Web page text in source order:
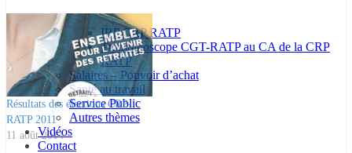
IRP CRP RATP
Trombinoscope CGT-RATP au CA de la CRP
RATP
Salaires – Pouvoir d’achat
Santé au travail
Service Public
Autres thèmes
Vidéos
Contact
Résultats des élections CRP-
RATP 2011
11 août 2014